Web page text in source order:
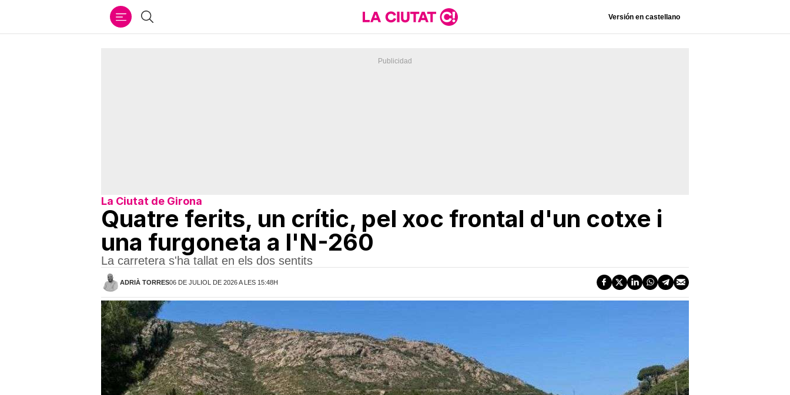
Cercar Versión en castellano
La Ciutat de Girona
Quatre ferits, un crític, pel xoc frontal d'un cotxe i
una furgoneta a l'N-260
La carretera s'ha tallat en els dos sentits
ADRIÀ TORRES06 DE JULIOL DE 2026 A LES 15:48H